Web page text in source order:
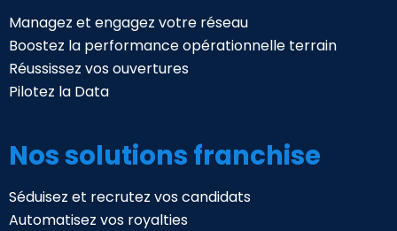
Managez et engagez votre réseau
Boostez la performance opérationnelle terrain
Réussissez vos ouvertures
Pilotez la Data
Nos solutions franchise
Séduisez et recrutez vos candidats
Automatisez vos royalties